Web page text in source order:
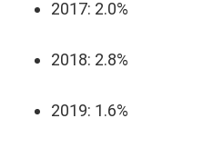
2017: 2.0%
2018: 2.8%
2019: 1.6%